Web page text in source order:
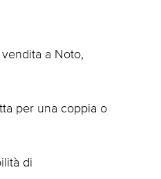
a Noto,
per una coppia o
di